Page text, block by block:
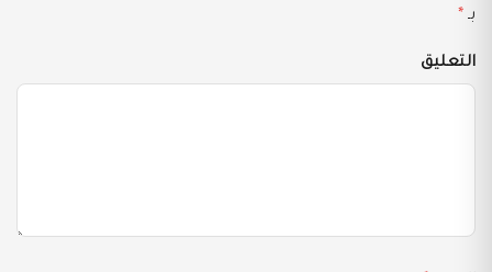
بـ *
التعليق